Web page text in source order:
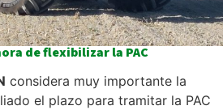
de flexibilizar la PAC
considera muy importante la
el plazo para tramitar la PAC